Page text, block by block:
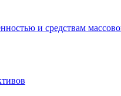
и средствам